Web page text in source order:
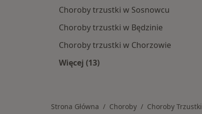
Choroby trzustki w Sosnowcu
Choroby trzustki w Będzinie
Choroby trzustki w Chorzowie
Więcej (13)
Strona Główna Choroby Choroby Trzustki